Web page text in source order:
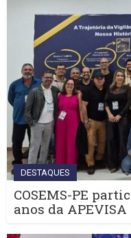
DESTAQUES
COSEMS-PE
anos da